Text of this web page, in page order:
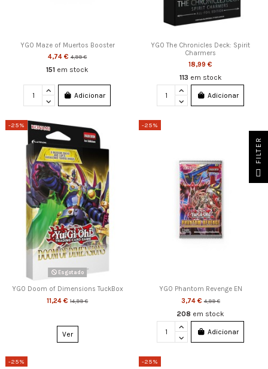
YGO Maze of Muertos Booster
4,74 €4,99 €
151 em stock
Adicionar
YGO The Chronicles Deck: Spirit
Charmers
18,99 €
113 em stock
Adicionar
-25%
Esgotado
YGO Doom of Dimensions TuckBox
11,24 €14,99 €
Ver
-25%
YGO Phantom Revenge EN
3,74 €4,99 €
208 em stock
Adicionar
-25% -25%
FILTER